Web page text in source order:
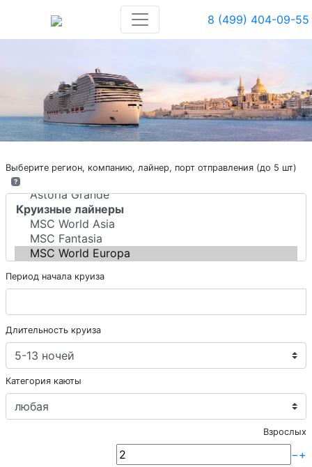
8 (499) 404-09-55
Выберите регион, компанию, лайнер, порт отправления (до 5 шт)
?
Период начала круиза
Длительность круиза
Категория каюты
Взрослых
−+